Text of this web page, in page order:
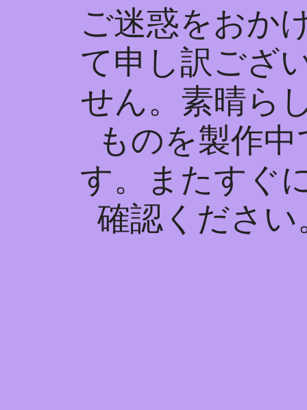
ご迷惑をおか
て申し訳ござ
せん。素晴ら
ものを製作中
す。またすぐ
確認ください